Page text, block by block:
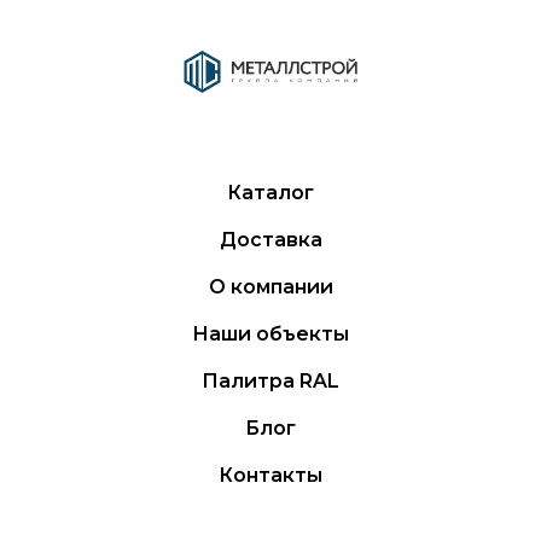
Каталог
Доставка
О компании
Наши объекты
Палитра RAL
Блог
Контакты